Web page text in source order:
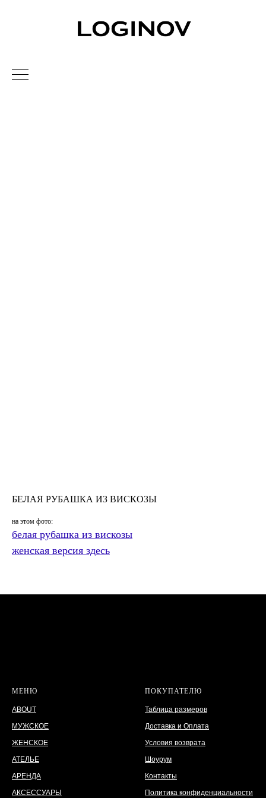
БЕЛАЯ РУБАШКА ИЗ ВИСКОЗЫ
на этом фото:
белая рубашка из вискозы
женская версия здесь
МЕНЮ
ABOUT
МУЖСКОЕ
ЖЕНСКОЕ
АТЕЛЬЕ
АРЕНДА
АКСЕССУАРЫ
ПОКУПАТЕЛЮ
Таблица размеров
Доставка и Оплата
Условия возврата
Шоурум
Контакты
Политика конфиденциальности